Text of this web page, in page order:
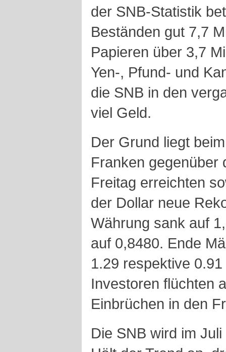
der SNB-Statistik
Beständen gut 7,7
Papieren über 3,7
Yen-, Pfund- und
die SNB in den
viel Geld.
Der Grund liegt
Franken gegenüber
Freitag erreichten
der Dollar neue
Währung sank auf
auf 0,8480. Ende
1.29 respektive
Investoren flüchten
Einbrüchen in den
Die SNB wird im